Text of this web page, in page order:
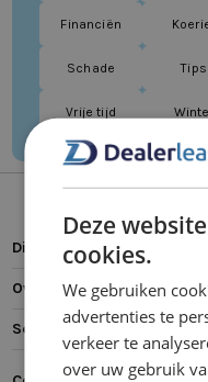
Financiën
Schade Tips
Vrije tijd
Direct naar
Over ons
Service
Deze
cookies.
We gebruiken
advertenties te
verkeer te
over uw gebruik